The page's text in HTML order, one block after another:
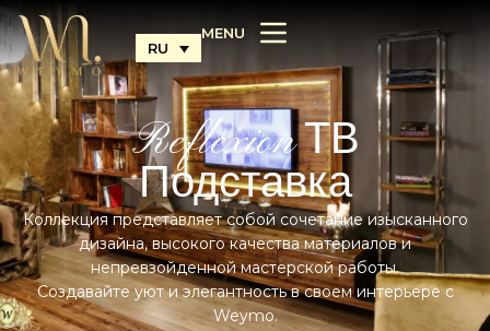
RU
MENU
Reflexion ТВ
Подставка
Коллекция представляет собой сочетание изысканного
дизайна, высокого качества материалов и
непревзойденной мастерской работы.
Создавайте уют и элегантность в своем интерьере с
Weymo.